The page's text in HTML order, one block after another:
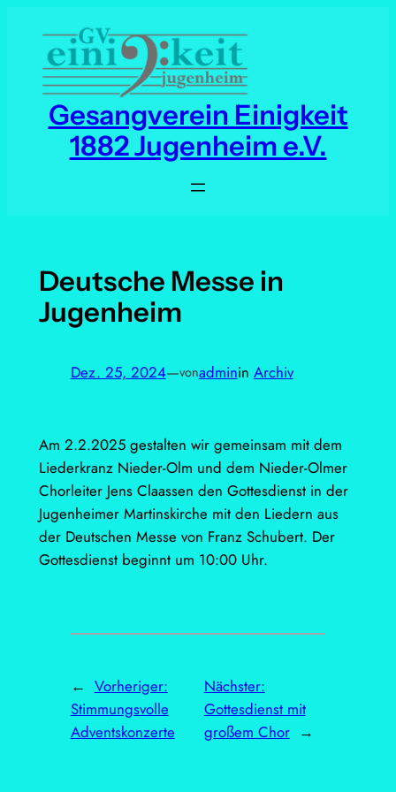
springen
Gesangverein Einigkeit
1882 Jugenheim e.V.
Deutsche Messe in
Jugenheim
Dez. 25, 2024—vonadminin Archiv
Am 2.2.2025 gestalten wir gemeinsam mit dem
Liederkranz Nieder-Olm und dem Nieder-Olmer
Chorleiter Jens Claassen den Gottesdienst in der
Jugenheimer Martinskirche mit den Liedern aus
der Deutschen Messe von Franz Schubert. Der
Gottesdienst beginnt um 10:00 Uhr.
← Vorheriger:
Stimmungsvolle
Adventskonzerte
Nächster:
Gottesdienst mit
großem Chor →